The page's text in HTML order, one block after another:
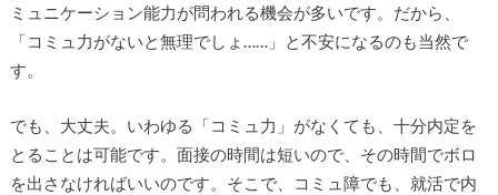
ミュニケーション能力が問われる機会が多いです。だから、
「コミュ力がないと無理でしょ……」と不安になるのも当然で
す。
でも、大丈夫。いわゆる「コミュ力」がなくても、十分内定を
とることは可能です。面接の時間は短いので、その時間でボロ
を出さなければいいのです。そこで、コミュ障でも、就活で内